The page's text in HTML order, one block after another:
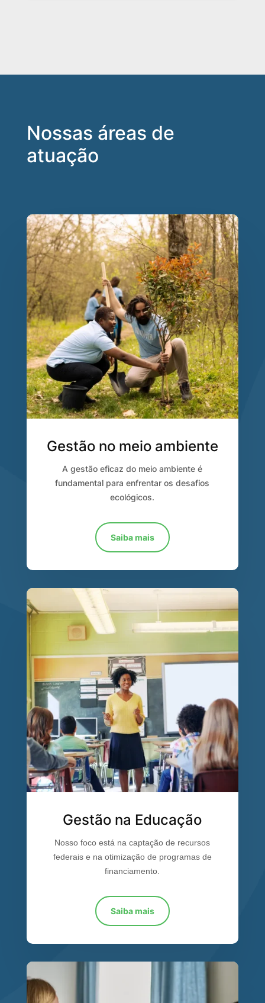
Nossas áreas de
atuação
Gestão no meio ambiente
A gestão eficaz do meio ambiente é
fundamental para enfrentar os desafios
ecológicos.
Saiba mais
Gestão na Educação
Nosso foco está na captação de recursos
federais e na otimização de programas de
financiamento.
Saiba mais